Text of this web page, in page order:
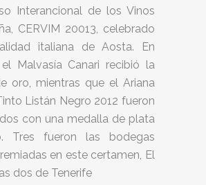
Interancional de los Vinos
CERVIM 20013, celebrado
italiana de Aosta. En
Malvasía Canari recibió la
oro, mientras que el Ariana
Listán Negro 2012 fueron
con una medalla de plata
Tres fueron las bodegas
en este certamen, El
dos de Tenerife